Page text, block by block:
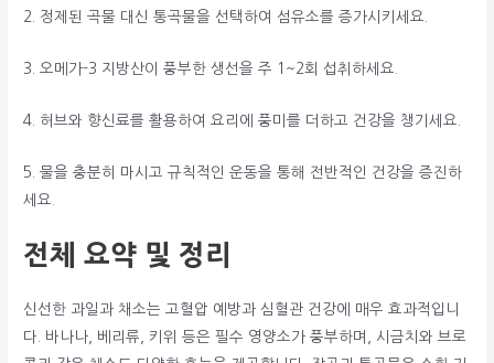
2. 정제된 곡물 대신 통곡물을 선택하여 섬유소를 증가시키세요.
3. 오메가-3 지방산이 풍부한 생선을 주 1~2회 섭취하세요.
4. 허브와 향신료를 활용하여 요리에 풍미를 더하고 건강을 챙기세요.
5. 물을 충분히 마시고 규칙적인 운동을 통해 전반적인 건강을 증진하
세요.
전체 요약 및 정리
신선한 과일과 채소는 고혈압 예방과 심혈관 건강에 매우 효과적입니
다. 바나나, 베리류, 키위 등은 필수 영양소가 풍부하며, 시금치와 브로